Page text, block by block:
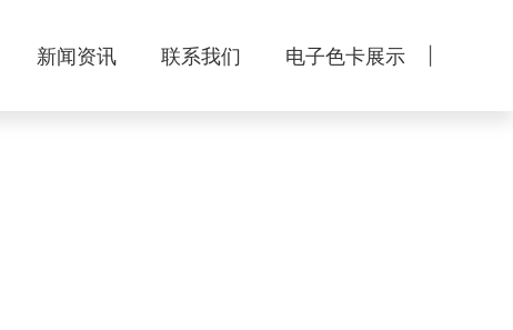
新闻资讯 联系我们 电子色卡展示